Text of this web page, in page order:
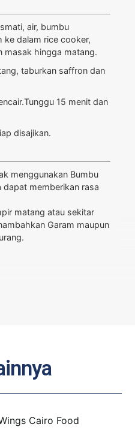
air, bumbu
ke dalam rice cooker,
masak hingga matang.
taburkan saffron dan
15 menit dan
disajikan.
menggunakan Bumbu
dapat memberikan rasa
matang atau sekitar
Garam maupun